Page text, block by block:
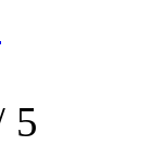
5